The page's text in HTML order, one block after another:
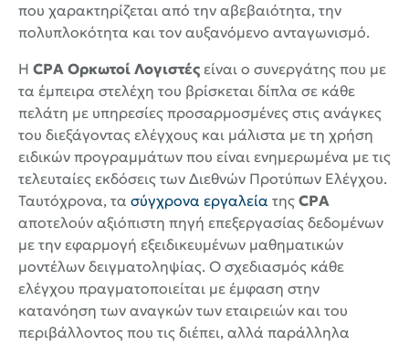
που χαρακτηρίζεται από την αβεβαιότητα, την
πολυπλοκότητα και τον αυξανόμενο ανταγωνισμό.
Η CPA Ορκωτοί Λογιστές είναι ο συνεργάτης που με
τα έμπειρα στελέχη του βρίσκεται δίπλα σε κάθε
πελάτη με υπηρεσίες προσαρμοσμένες στις ανάγκες
του διεξάγοντας ελέγχους και μάλιστα με τη χρήση
ειδικών προγραμμάτων που είναι ενημερωμένα με τις
τελευταίες εκδόσεις των Διεθνών Προτύπων Ελέγχου.
Ταυτόχρονα, τα σύγχρονα εργαλεία της CPA
αποτελούν αξιόπιστη πηγή επεξεργασίας δεδομένων
με την εφαρμογή εξειδικευμένων μαθηματικών
μοντέλων δειγματοληψίας. Ο σχεδιασμός κάθε
ελέγχου πραγματοποιείται με έμφαση στην
κατανόηση των αναγκών των εταιρειών και του
περιβάλλοντος που τις διέπει, αλλά παράλληλα